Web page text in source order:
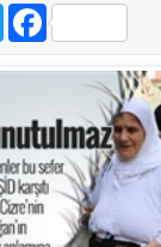
TwitterFacebook